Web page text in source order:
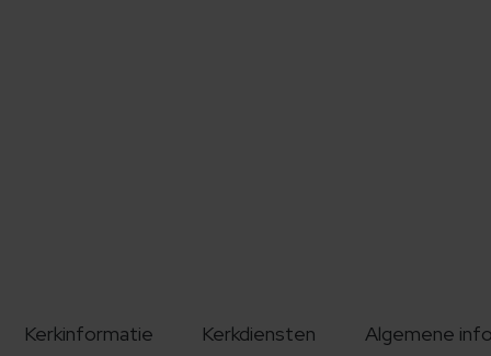
Kerkinformatie Kerkdiensten Algemene